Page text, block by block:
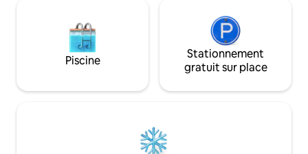
Piscine
Stationnement
gratuit sur place